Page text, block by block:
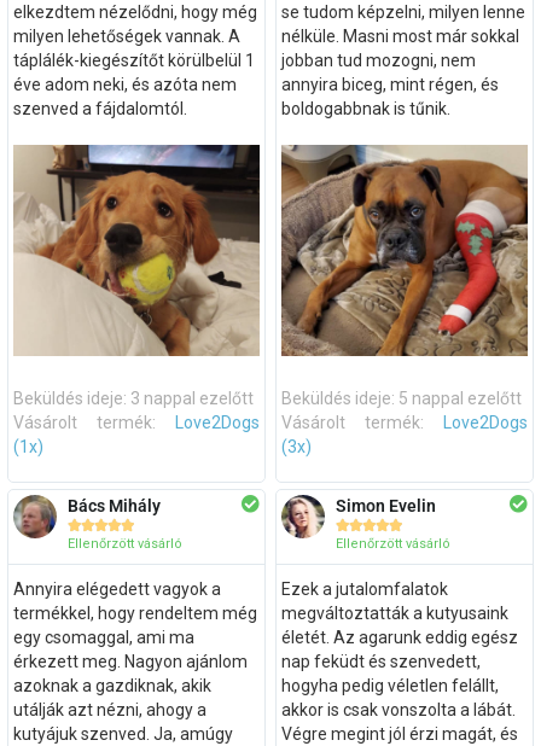
elkezdtem nézelődni, hogy még
milyen lehetőségek vannak. A
táplálék-kiegészítőt körülbelül 1
éve adom neki, és azóta nem
szenved a fájdalomtól.
Beküldés ideje: 3 nappal ezelőtt
Vásárolt termék:
Love2Dogs
(1x)
Bács Mihály

Ellenőrzött vásárló
Annyira elégedett vagyok a
termékkel, hogy rendeltem még
egy csomaggal, ami ma
érkezett meg. Nagyon ajánlom
azoknak a gazdiknak, akik
utálják azt nézni, ahogy a
kutyájuk szenved. Ja, amúgy
se tudom képzelni, milyen lenne
nélküle. Masni most már sokkal
jobban tud mozogni, nem
annyira biceg, mint régen, és
boldogabbnak is tűnik.
Beküldés ideje: 5 nappal ezelőtt
Vásárolt termék:
Love2Dogs
(3x)
Simon Evelin

Ellenőrzött vásárló
Ezek a jutalomfalatok
megváltoztatták a kutyusaink
életét. Az agarunk eddig egész
nap feküdt és szenvedett,
hogyha pedig véletlen felállt,
akkor is csak vonszolta a lábát.
Végre megint jól érzi magát, és